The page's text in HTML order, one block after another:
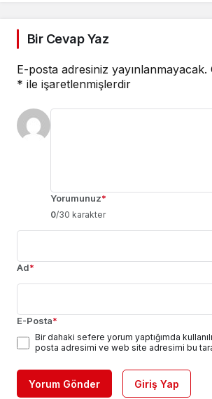
Bir Cevap Yaz
E-posta adresiniz yayınlanmayacak.
* ile işaretlenmişlerdir
Yorumunuz*
0/30 karakter
Ad*
E-Posta*
Bir dahaki sefere yorum yaptığımda
posta adresimi ve web site adresimi bu
Yorum Gönder Giriş Yap